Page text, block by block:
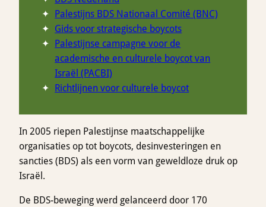
Palestijns BDS Nationaal Comité (BNC)
Gids voor strategische boycots
Palestijnse campagne voor de
academische en culturele boycot van
Israël (PACBI)
Richtlijnen voor culturele boycot
In 2005 riepen Palestijnse maatschappelijke
organisaties op tot boycots, desinvesteringen en
sancties (BDS) als een vorm van geweldloze druk op
Israël.
De BDS-beweging werd gelanceerd door 170